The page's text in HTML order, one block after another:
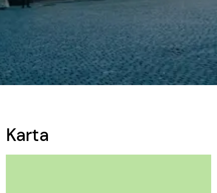
Karta